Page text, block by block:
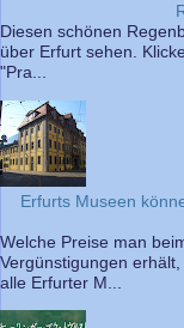
Diesen schönen
über Erfurt sehen.
"Pra...
Erfurts Museen
Welche Preise man
Vergünstigungen
alle Erfurter M...